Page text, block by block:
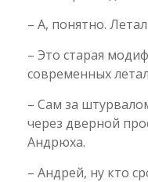
– А, понятно.
– Это старая
современных
– Сам за
через дверной
Андрюха.
– Андрей, ну кто